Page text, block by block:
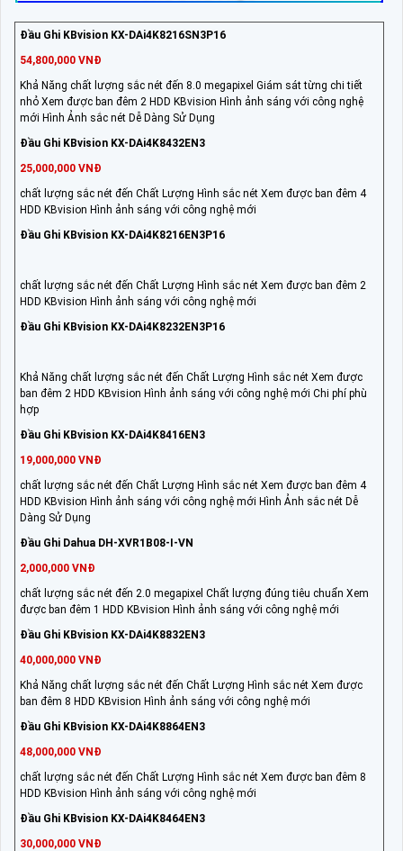
Đầu Ghi KBvision KX-DAi4K8216SN3P16
54,800,000 VNĐ
Khả Năng chất lượng sắc nét đến 8.0 megapixel Giám sát từng chi tiết
nhỏ Xem được ban đêm 2 HDD KBvision Hình ảnh sáng với công nghệ
mới Hình Ảnh sắc nét Dễ Dàng Sử Dụng
Đầu Ghi KBvision KX-DAi4K8432EN3
25,000,000 VNĐ
chất lượng sắc nét đến Chất Lượng Hình sắc nét Xem được ban đêm 4
HDD KBvision Hình ảnh sáng với công nghệ mới
Đầu Ghi KBvision KX-DAi4K8216EN3P16
chất lượng sắc nét đến Chất Lượng Hình sắc nét Xem được ban đêm 2
HDD KBvision Hình ảnh sáng với công nghệ mới
Đầu Ghi KBvision KX-DAi4K8232EN3P16
Khả Năng chất lượng sắc nét đến Chất Lượng Hình sắc nét Xem được
ban đêm 2 HDD KBvision Hình ảnh sáng với công nghệ mới Chi phí phù
hợp
Đầu Ghi KBvision KX-DAi4K8416EN3
19,000,000 VNĐ
chất lượng sắc nét đến Chất Lượng Hình sắc nét Xem được ban đêm 4
HDD KBvision Hình ảnh sáng với công nghệ mới Hình Ảnh sắc nét Dễ
Dàng Sử Dụng
Đầu Ghi Dahua DH-XVR1B08-I-VN
2,000,000 VNĐ
chất lượng sắc nét đến 2.0 megapixel Chất lượng đúng tiêu chuẩn Xem
được ban đêm 1 HDD KBvision Hình ảnh sáng với công nghệ mới
Đầu Ghi KBvision KX-DAi4K8832EN3
40,000,000 VNĐ
Khả Năng chất lượng sắc nét đến Chất Lượng Hình sắc nét Xem được
ban đêm 8 HDD KBvision Hình ảnh sáng với công nghệ mới
Đầu Ghi KBvision KX-DAi4K8864EN3
48,000,000 VNĐ
chất lượng sắc nét đến Chất Lượng Hình sắc nét Xem được ban đêm 8
HDD KBvision Hình ảnh sáng với công nghệ mới
Đầu Ghi KBvision KX-DAi4K8464EN3
30,000,000 VNĐ